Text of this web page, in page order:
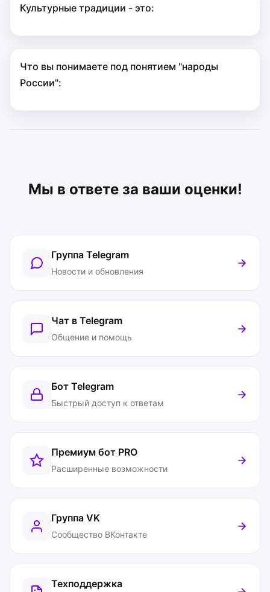
Культурные традиции - это:
Что вы понимаете под понятием "народы
России":
Мы в ответе за ваши оценки!
Группа Telegram
Новости и обновления
Чат в Telegram
Общение и помощь
Бот Telegram
Быстрый доступ к ответам
Премиум бот PRO
Расширенные возможности
Группа VK
Сообщество ВКонтакте
Техподдержка